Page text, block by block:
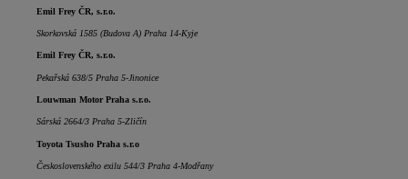
Emil Frey ČR, s.r.o.
Skorkovská 1585 (Budova A) Praha 14-Kyje
Emil Frey ČR, s.r.o.
Pekařská 638/5 Praha 5-Jinonice
Louwman Motor Praha s.r.o.
Sárská 2664/3 Praha 5-Zličín
Toyota Tsusho Praha s.r.o
Československého exilu 544/3 Praha 4-Modřany